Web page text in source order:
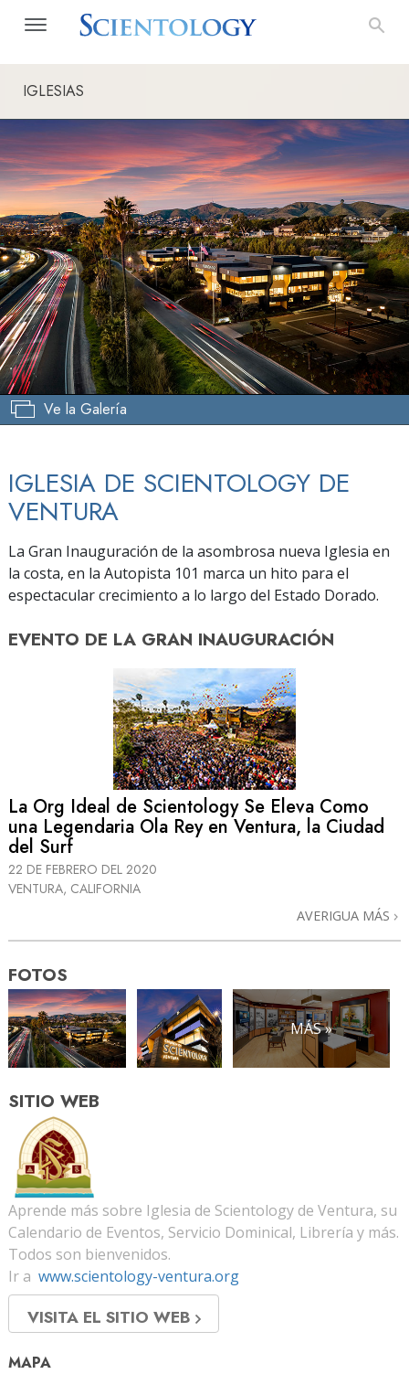
IGLESIAS
Ve la Galería
IGLESIA DE SCIENTOLOGY DE
VENTURA
La Gran Inauguración de la asombrosa nueva Iglesia en
la costa, en la Autopista 101 marca un hito para el
espectacular crecimiento a lo largo del Estado Dorado.
EVENTO DE LA GRAN INAUGURACIÓN
La Org Ideal de Scientology Se Eleva Como
una Legendaria Ola Rey en Ventura, la Ciudad
del Surf
22 DE FEBRERO DEL 2020
VENTURA, CALIFORNIA
AVERIGUA MÁS
FOTOS
MÁS »
SITIO WEB
Aprende más sobre Iglesia de Scientology de Ventura, su
Calendario de Eventos, Servicio Dominical, Librería y más.
Todos son bienvenidos.
Ir a www.scientology-ventura.org
VISITA EL SITIO WEB
MAPA